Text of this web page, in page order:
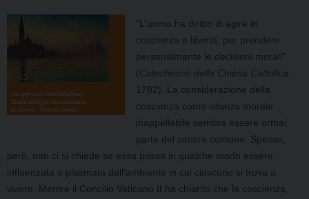
“L'uomo ha diritto di agire in
coscienza e libertà, per prendere
personalmente le decisioni morali”
(Catechismo della Chiesa Cattolica
1782). La considerazione della
coscienza come istanza morale
inappellabile sembra essere ormai
parte del sentire comune. Spesso,
però, non ci si chiede se essa possa in qualche modo essere
influenzata e plasmata dall'ambiente in cui ciascuno si trova a
vivere. Mentre il Concilio Vaticano II ha chiarito che la coscienza,